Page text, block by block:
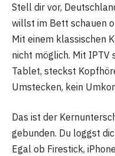
Stell dir vor,
willst im Bett schauen
Mit einem klassischen
nicht möglich. Mit
Tablet, steckst
Umstecken, kein
Das ist der
gebunden. Du loggst
Egal ob Firestick,